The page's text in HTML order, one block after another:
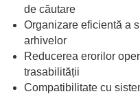
de căutare
Organizare eficientă a
arhivelor
Reducerea erorilor
trasabilității
Compatibilitate cu